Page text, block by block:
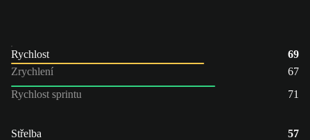
Rychlost
69
Zrychlení
67
Rychlost sprintu
71
Střelba
57